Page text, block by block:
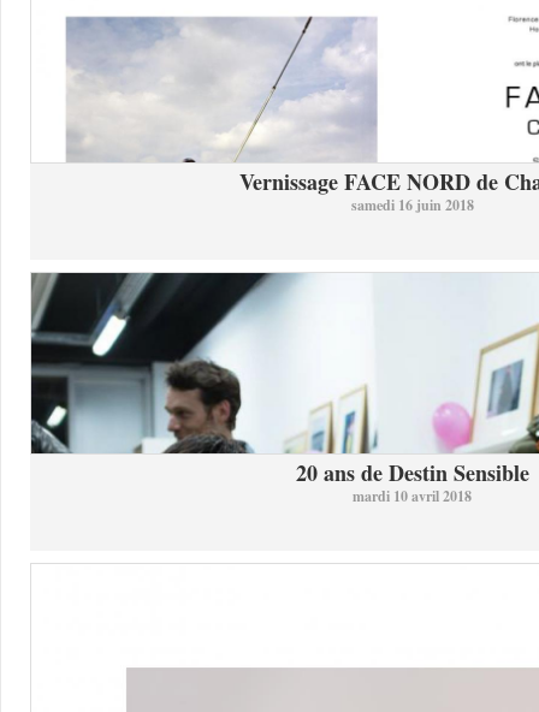
Vernissage FACE NORD de
samedi 16 juin 2018
20 ans de Destin Sensible
mardi 10 avril 2018